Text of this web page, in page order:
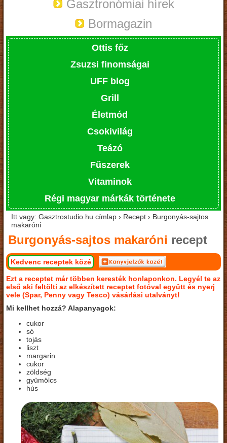
Gasztronómiai hírek
Bormagazin
Ottis főz
Zsuzsi finomságai
UFF blog
Grill
Életmód
Csokivilág
Teázó
Fűszerek
Vitaminok
Régi magyar márkák története
Itt vagy: Gasztrostudio.hu címlap › Recept › Burgonyás-sajtos
makaróni
Burgonyás-sajtos makaróni recept
Kedvenc receptek közé
Ezt a receptet már többen keresték honlaponkon. Legyél te az
első aki feltölti az elkészített receptet fotóval együtt és nyerj
vele (Spar, Penny vagy Tesco) vásárlási utalványt!
Mi kellhet hozzá? Alapanyagok:
cukor
só
tojás
liszt
margarin
cukor
zöldség
gyümölcs
hús